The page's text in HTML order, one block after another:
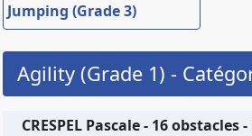
Jumping (Grade 3)
Agility (Grade 1) -
CRESPEL Pascale - 16 obstacles